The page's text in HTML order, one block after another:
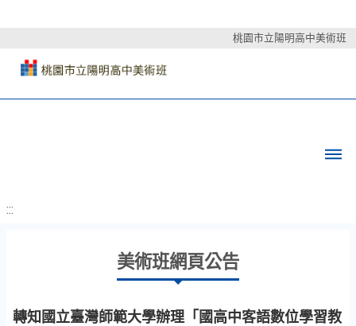
桃園市立陽明高中美術班
:::
美術班網頁公告
轉知國立臺灣師範大學辦理「國高中客語數位學習教